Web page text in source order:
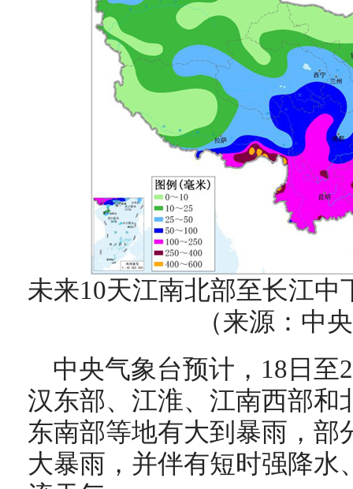
未来10天江南北部至长江中
（来源：中
中央气象台预计，18日至
汉东部、江淮、江南西部和
东南部等地有大到暴雨，部
大暴雨，并伴有短时强降水